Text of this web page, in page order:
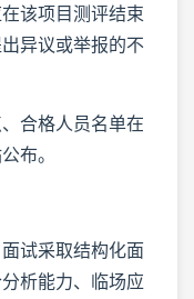
该项目测评结束
异议或举报的不
合格人员名单在
布。
试采取结构化面
析能力、临场应